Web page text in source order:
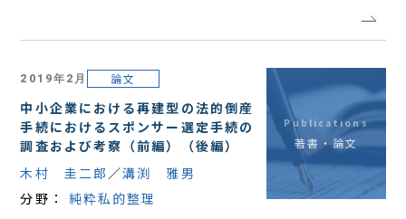
2019年2月 論文
中小企業における再建型の法的倒産
手続におけるスポンサー選定手続の
調査および考察（前編）（後編）
木村 圭二郎
溝渕 雅男
分野： 純粋私的整理
Publications
著書・論文